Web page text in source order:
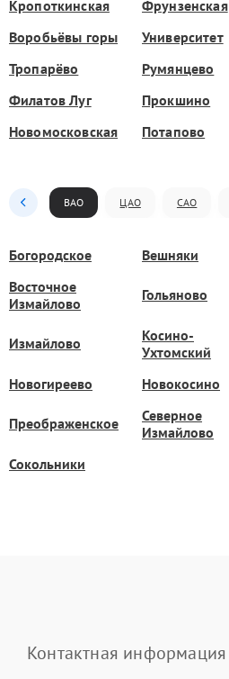
Кропоткинская Фрунзенская
Воробьёвы горы
Университет
Тропарёво
Румянцево
Филатов Луг
Прокшино
Новомосковская
Потапово
ВАО ЦАО САО
Богородское Вешняки
Восточное
Измайлово
Гольяново
Измайлово
Косино-
Ухтомский
Новогиреево Новокосино
Преображенское
Северное
Измайлово
Сокольники
Контактная информация